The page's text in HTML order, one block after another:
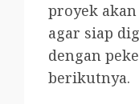
proyek
agar siap
dengan
berikutnya.